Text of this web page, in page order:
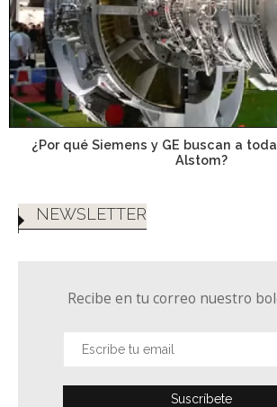
¿Por qué Siemens y GE buscan a
Alstom?
NEWSLETTER
Recibe en tu correo nuestro